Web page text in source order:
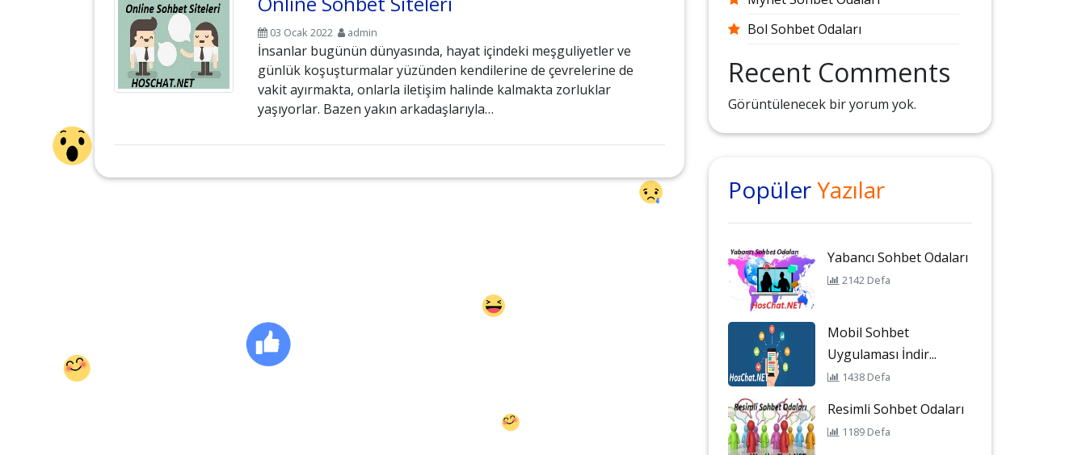
03 Ocak 2022 admin
İnsanlar bugünün dünyasında, hayat içindeki meşguliyetler ve
günlük koşuşturmalar yüzünden kendilerine de çevrelerine de
vakit ayırmakta, onlarla iletişim halinde kalmakta zorluklar
yaşıyorlar. Bazen yakın arkadaşlarıyla…
Bol Sohbet Odaları
Recent Comments
Görüntülenecek bir yorum yok.
PopülerYazılar
Yabancı Sohbet Odaları
2142 Defa
Mobil Sohbet
Uygulaması İndir...
1438 Defa
Resimli Sohbet Odaları
1189 Defa